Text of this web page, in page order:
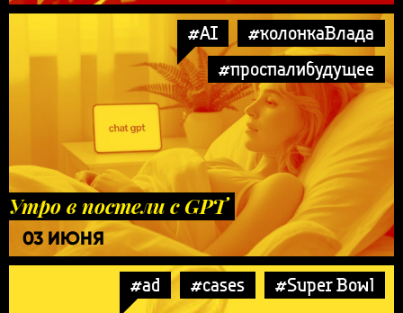
#AI
#колонкаВлада
#проспалибудущее
Утро в постели с GPT
03 ИЮНЯ
#ad #cases #Super Bowl